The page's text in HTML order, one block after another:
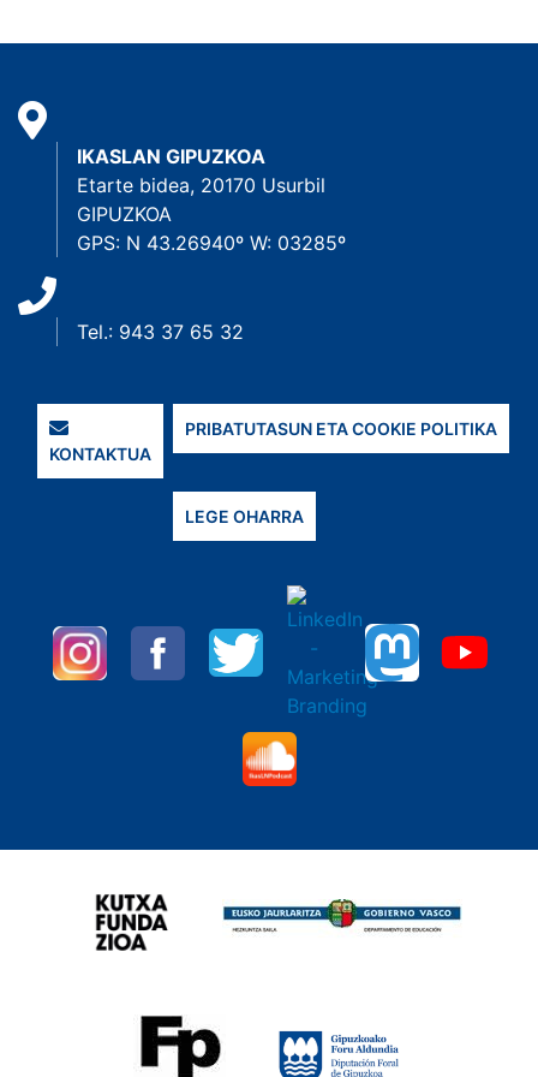
IKASLAN GIPUZKOA
Etarte bidea, 20170 Usurbil
GIPUZKOA
GPS: N 43.26940º W: 03285º
Tel.: 943 37 65 32
KONTAKTUA
PRIBATUTASUN ETA COOKIE POLITIKA
LEGE OHARRA